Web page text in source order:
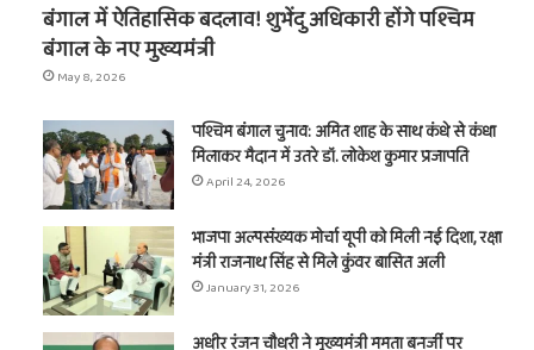
बंगाल में ऐतिहासिक बदलाव! शुभेंदु अधिकारी होंगे पश्चिम
बंगाल के नए मुख्यमंत्री
May 8, 2026
पश्चिम बंगाल चुनाव: अमित शाह के साथ कंधे से कंधा
मिलाकर मैदान में उतरे डॉ. लोकेश कुमार प्रजापति
April 24, 2026
भाजपा अल्पसंख्यक मोर्चा यूपी को मिली नई दिशा, रक्षा
मंत्री राजनाथ सिंह से मिले कुंवर बासित अली
January 31, 2026
अधीर रंजन चौधरी ने मुख्यमंत्री ममता बनर्जी पर